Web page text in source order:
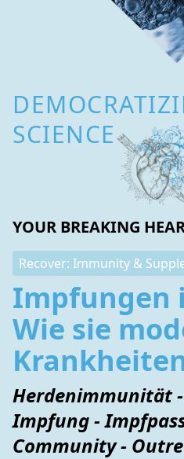
SCIENCE
YOUR BREAKING
Recover: Immunity &
Impfungen
Wie sie
Herdenimmunität
Impfung -
Community -